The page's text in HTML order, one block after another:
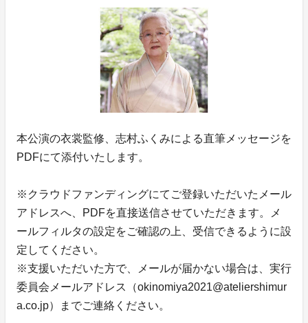
本公演の衣裳監修、志村ふくみによる直筆メッセージを
PDFにて添付いたします。
※クラウドファンディングにてご登録いただいたメール
アドレスへ、PDFを直接送信させていただきます。メ
ールフィルタの設定をご確認の上、受信できるように設
定してください。
※支援いただいた方で、メールが届かない場合は、実行
委員会メールアドレス（okinomiya2021@ateliershimur
a.co.jp）までご連絡ください。